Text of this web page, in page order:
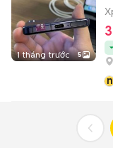
1 tháng trước 5
n